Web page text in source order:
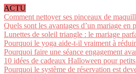
ACTU
Comment nettoyer ses pinceaux de
Quels sont les avantages d’un mariage en
Lunettes de soleil triangle : le mariage
Pourquoi le yoga aide-t-il vraiment à
Pourquoi faire une séance engagement
10 idées de cadeaux Halloween pour
Pourquoi le système de réservation est